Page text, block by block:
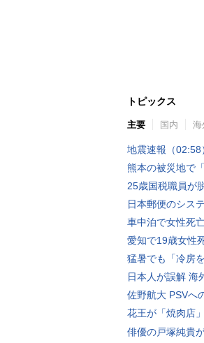
トピックス
主要 国内 海
地震速報（02:58
熊本の被災地で
25歳国税職員が
日本郵便のシス
車中泊で女性死
愛知で19歳女性
猛暑でも「冷房
日本人が誤解 海
佐野航大 PSVへ
花王が「焼肉店
俳優の戸塚純貴